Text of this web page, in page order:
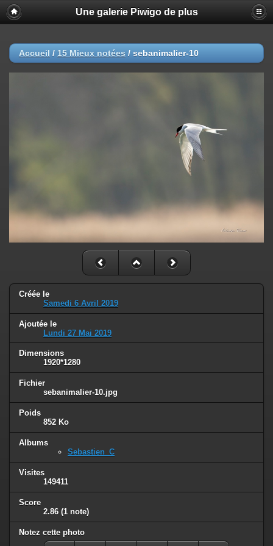
Une galerie Piwigo de plus
Accueil / 15 Mieux notées / sebanimalier-10
Créée le
Samedi 6 Avril 2019
Ajoutée le
Lundi 27 Mai 2019
Dimensions
1920*1280
Fichier
sebanimalier-10.jpg
Poids
852 Ko
Albums
Sebastien_C
Visites
149411
Score
2.86 (1 note)
Notez cette photo